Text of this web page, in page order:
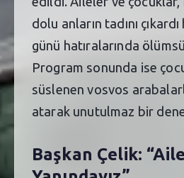
dolu anların tadını
günü hatıralarında
Program sonunda ise
süslenen vosvos
atarak unutulmaz bir
Başkan Çelik: